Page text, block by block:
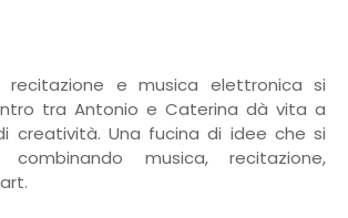
recitazione e musica elettronica si
tra Antonio e Caterina dà vita a
creatività. Una fucina di idee che si
combinando musica, recitazione,